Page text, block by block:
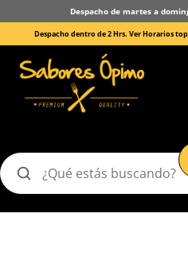
Despacho de martes a
Despacho dentro de 2 Hrs. Ver Horarios
Buscar